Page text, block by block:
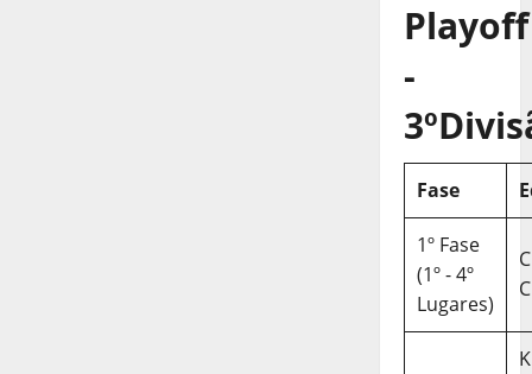
Playoff
-
Fase
1º Fase
(1º - 4º
Lugares)
C